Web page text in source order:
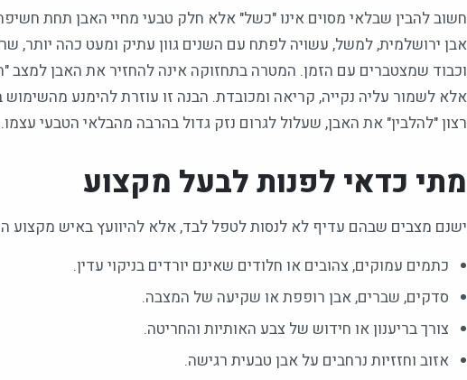
חשוב להבין שבלאי מסוים אינו "כשל" אלא חלק טבעי מחיי האבן תחת
אבן ירושלמית, למשל, עשויה לפתח עם השנים גוון עתיק ומעט כהה יותר,
וכבוד שמצטברים עם הזמן. המטרה בתחזוקה אינה להחזיר את האבן למצב
אלא לשמור עליה נקייה, קריאה ומכובדת. הבנה זו עוזרת להימנע מהשימוש
רצון "להלבין" את האבן, שעלול לגרום נזק גדול בהרבה מהבלאי הטבעי עצמו.
מתי כדאי לפנות לבעל מקצוע
ישנם מצבים שבהם עדיף לא לנסות לטפל לבד, אלא להיוועץ באיש מקצוע
כתמים עמוקים, צהובים או חלודים שאינם יורדים בניקוי עדין.
סדקים, שברים, אבן רופפת או שקיעה של המצבה.
צורך בריענון או חידוש של צבע האותיות והחריטה.
אזוב וחזזיות נרחבים על אבן טבעית רגישה.